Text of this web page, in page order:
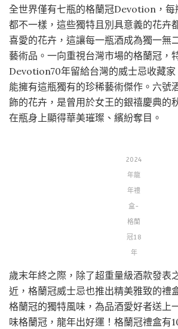
全世界僅有七瓶的格蘭冠Devotion，每
都不一樣，這些獨特且別具意義的花卉
喜愛的花卉，這讓每一瓶酒成為獨一無
藝術品。一向重視台灣市場的格蘭冠，
Devotion70年留給台灣的威士忌收藏
能擁有這瓶獨有的珍稀藝術傑作。六號
飾的花卉，是曾用於女王的銀禧慶典的
在瓶身上顯得華美璀璨、繽紛奪目。
2024
年龍
年禮
盒-
格蘭
冠18
年
歲末年終之際，除了超重量級酒款發表
近，格蘭冠威士忌也推出精美雅致的禮
格蘭冠的獨特風味，為品酒愛好者送上
味格蘭冠，龍年出好運！格蘭冠禮盒有